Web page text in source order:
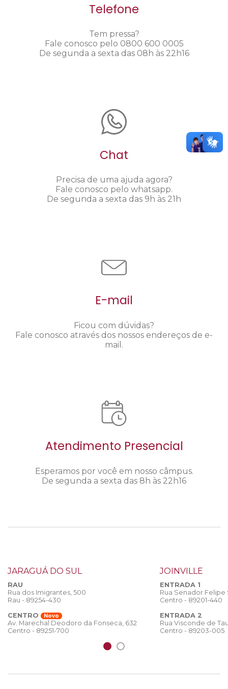
Telefone
Tem pressa?
Fale conosco pelo 0800 600 0005
De segunda a sexta das 08h às 22h16
Chat
Precisa de uma ajuda agora?
Fale conosco pelo whatsapp.
De segunda a sexta das 9h às 21h
E-mail
Ficou com dúvidas?
Fale conosco através dos nossos endereços de e-
mail.
Atendimento Presencial
Esperamos por você em nosso câmpus.
De segunda a sexta das 8h às 22h16
JARAGUÁ DO SUL
RAU
Rua dos Imigrantes, 500
Rau - 89254-430
CENTRO
Novo
Av. Marechal Deodoro da Fonseca, 632
Centro - 89251-700
JOINVILLE
ENTRADA 1
Rua Senador
Centro - 89201-440
ENTRADA 2
Rua Visconde de
Centro - 89203-005